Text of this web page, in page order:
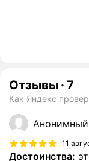
Отзывы · 7
Как Яндекс
Анонимный
11
Достоинства: